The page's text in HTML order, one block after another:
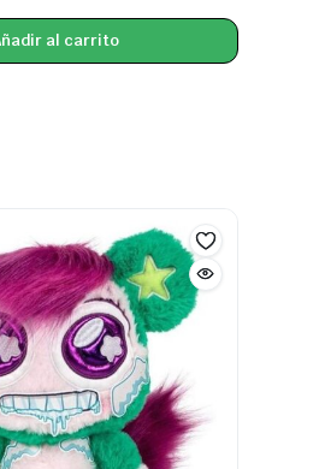
al carrito